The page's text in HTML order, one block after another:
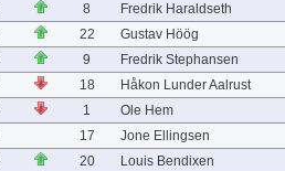
8
Fredrik Haraldseth
22
Gustav Höög
9
Fredrik Stephansen
18
Håkon Lunder Aalrust
1
Ole Hem
17
Jone Ellingsen
20
Louis Bendixen